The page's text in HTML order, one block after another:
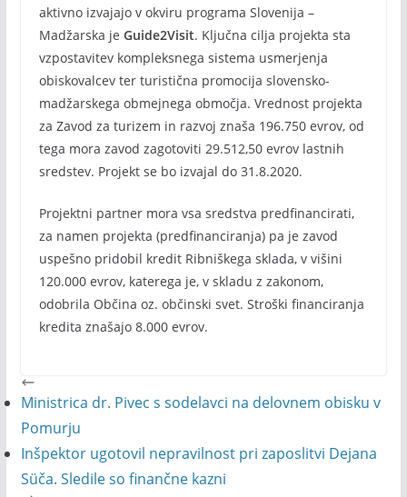
aktivno izvajajo v okviru programa Slovenija –
Madžarska je Guide2Visit. Ključna cilja projekta sta
vzpostavitev kompleksnega sistema usmerjenja
obiskovalcev ter turistična promocija slovensko-
madžarskega obmejnega območja. Vrednost projekta
za Zavod za turizem in razvoj znaša 196.750 evrov, od
tega mora zavod zagotoviti 29.512,50 evrov lastnih
sredstev. Projekt se bo izvajal do 31.8.2020.
Projektni partner mora vsa sredstva predfinancirati,
za namen projekta (predfinanciranja) pa je zavod
uspešno pridobil kredit Ribniškega sklada, v višini
120.000 evrov, katerega je, v skladu z zakonom,
odobrila Občina oz. občinski svet. Stroški financiranja
kredita znašajo 8.000 evrov.
Ministrica dr. Pivec s sodelavci na delovnem obisku v
Pomurju
Inšpektor ugotovil nepravilnost pri zaposlitvi Dejana
Süča. Sledile so finančne kazni